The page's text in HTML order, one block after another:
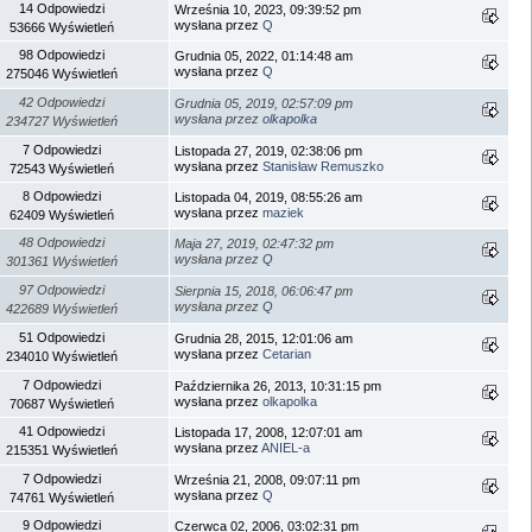
14 Odpowiedzi
53666 Wyświetleń
Września 10, 2023, 09:39:52 pm
wysłana przez Q
98 Odpowiedzi
275046 Wyświetleń
Grudnia 05, 2022, 01:14:48 am
wysłana przez Q
42 Odpowiedzi
234727 Wyświetleń
Grudnia 05, 2019, 02:57:09 pm
wysłana przez olkapolka
7 Odpowiedzi
72543 Wyświetleń
Listopada 27, 2019, 02:38:06 pm
wysłana przez Stanisław Remuszko
8 Odpowiedzi
62409 Wyświetleń
Listopada 04, 2019, 08:55:26 am
wysłana przez maziek
48 Odpowiedzi
301361 Wyświetleń
Maja 27, 2019, 02:47:32 pm
wysłana przez Q
97 Odpowiedzi
422689 Wyświetleń
Sierpnia 15, 2018, 06:06:47 pm
wysłana przez Q
51 Odpowiedzi
234010 Wyświetleń
Grudnia 28, 2015, 12:01:06 am
wysłana przez Cetarian
7 Odpowiedzi
70687 Wyświetleń
Października 26, 2013, 10:31:15 pm
wysłana przez olkapolka
41 Odpowiedzi
215351 Wyświetleń
Listopada 17, 2008, 12:07:01 am
wysłana przez ANIEL-a
7 Odpowiedzi
74761 Wyświetleń
Września 21, 2008, 09:07:11 pm
wysłana przez Q
9 Odpowiedzi Czerwca 02, 2006, 03:02:31 pm